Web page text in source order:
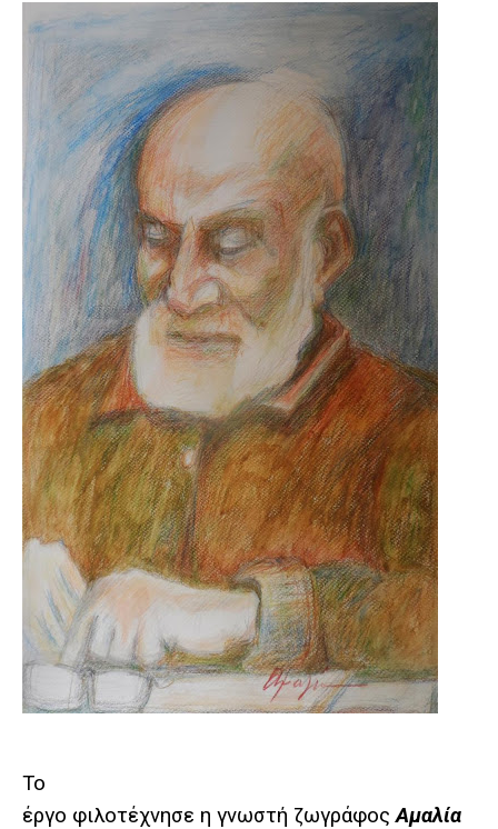
Το
έργο φιλοτέχνησε η γνωστή ζωγράφοςΑμαλία